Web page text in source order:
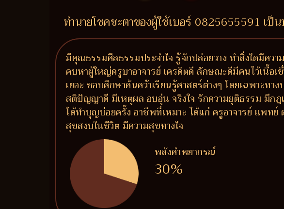
ทำนายโชคชะตาของผู้ใช้เบอร์ 0825655591 เป็น
มีคุณธรรมศีลธรรมประจำใจ รู้จักปล่อยวาง ทำสิ่งใดมีค
คบหาผู้ใหญ่ครูบาอาจารย์ เครดิตดี ลักษณะดีมีคนไว้เนื้อเ
เยอะ ชอบศึกษาค้นคว้าเรียนรู้ศาสตร์ต่างๆ โดยเฉพาะท
สติปัญญาดี มีเหตุผล อบอุ่น จริงใจ รักความยุติธรรม มีก
ได้ทำบุญบ่อยครั้ง อาชีพที่เหมาะ ได้แก่ ครูอาจารย์ แพท
สุขสงบในชีวิต มีความสุขทางใจ
พลังคำพยากรณ์
30%